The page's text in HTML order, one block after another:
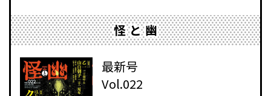
怪と幽
最新号
Vol.022